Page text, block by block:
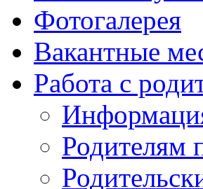
Фотогалерея
Вакантные
Работа с
Родителям